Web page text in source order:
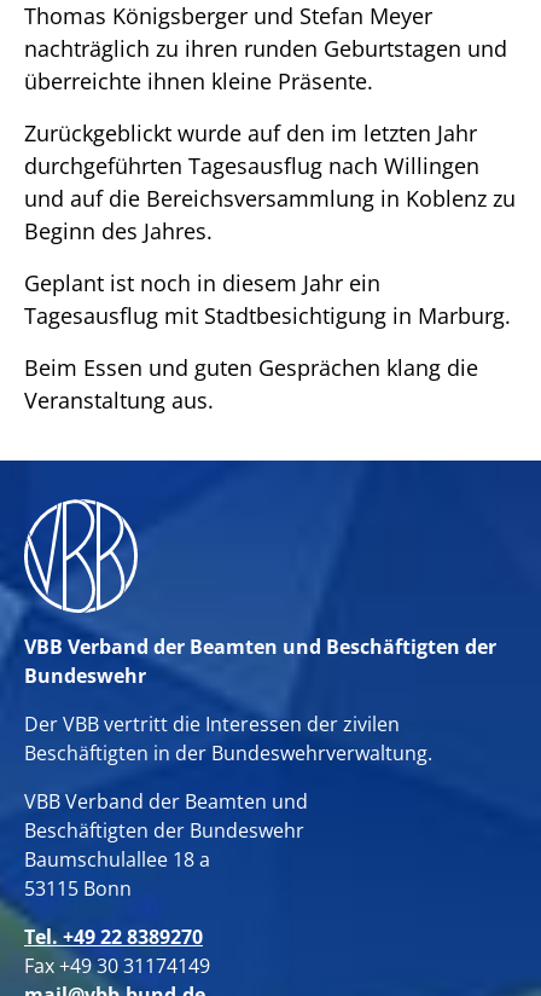
Thomas Königsberger und Stefan Meyer
nachträglich zu ihren runden Geburtstagen und
überreichte ihnen kleine Präsente.
Zurückgeblickt wurde auf den im letzten Jahr
durchgeführten Tagesausflug nach Willingen
und auf die Bereichsversammlung in Koblenz zu
Beginn des Jahres.
Geplant ist noch in diesem Jahr ein
Tagesausflug mit Stadtbesichtigung in Marburg.
Beim Essen und guten Gesprächen klang die
Veranstaltung aus.
VBB Verband der Beamten und Beschäftigten der
Bundeswehr
Der VBB vertritt die Interessen der zivilen
Beschäftigten in der Bundeswehrverwaltung.
VBB Verband der Beamten und
Beschäftigten der Bundeswehr
Baumschulallee 18 a
53115 Bonn
Tel. +49 22 8389270
Fax +49 30 31174149